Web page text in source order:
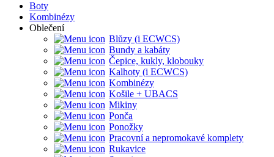
Boty
Kombinézy
Oblečení
Blůzy (i ECWCS)
Bundy a kabáty
Čepice, kukly, klobouky
Kalhoty (i ECWCS)
Kombinézy
Košile + UBACS
Mikiny
Ponča
Ponožky
Pracovní a nepromokavé komplety
Rukavice